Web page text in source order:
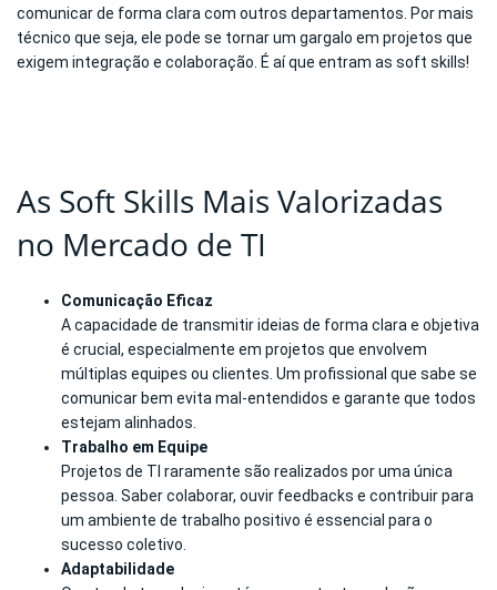
comunicar de forma clara com outros departamentos. Por mais
técnico que seja, ele pode se tornar um gargalo em projetos que
exigem integração e colaboração. É aí que entram as soft skills!
As Soft Skills Mais Valorizadas
no Mercado de TI
Comunicação Eficaz
A capacidade de transmitir ideias de forma clara e objetiva
é crucial, especialmente em projetos que envolvem
múltiplas equipes ou clientes. Um profissional que sabe se
comunicar bem evita mal-entendidos e garante que todos
estejam alinhados.
Trabalho em Equipe
Projetos de TI raramente são realizados por uma única
pessoa. Saber colaborar, ouvir feedbacks e contribuir para
um ambiente de trabalho positivo é essencial para o
sucesso coletivo.
Adaptabilidade